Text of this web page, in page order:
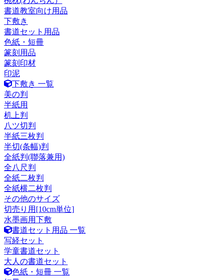
書道教室向け用品
下敷き
書道セット用品
色紙・短冊
篆刻用品
篆刻印材
印泥
下敷き 一覧
美の判
半紙用
机上判
八ツ切判
半紙三枚判
半切(条幅)判
全紙判(聯落兼用)
全八尺判
全紙二枚判
全紙横二枚判
その他のサイズ
切売り用[10cm単位]
水墨画用下敷
書道セット用品 一覧
写経セット
学童書道セット
大人の書道セット
色紙・短冊 一覧